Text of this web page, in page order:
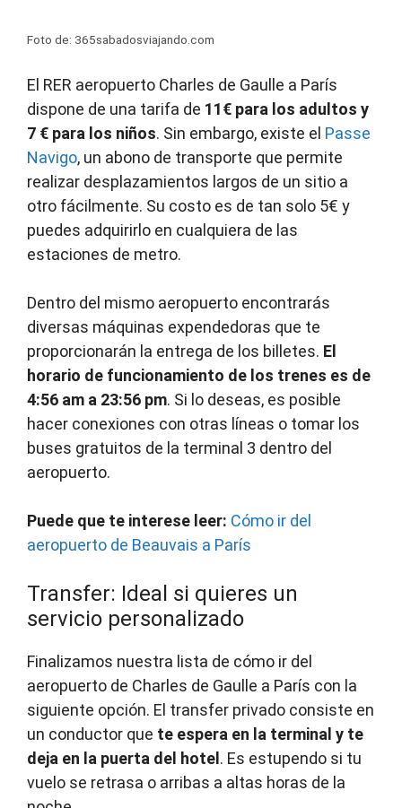
Foto de: 365sabadosviajando.com
El RER aeropuerto Charles de Gaulle a París
dispone de una tarifa de 11€ para los adultos y
7 € para los niños. Sin embargo, existe el Passe
Navigo, un abono de transporte que permite
realizar desplazamientos largos de un sitio a
otro fácilmente. Su costo es de tan solo 5€ y
puedes adquirirlo en cualquiera de las
estaciones de metro.
Dentro del mismo aeropuerto encontrarás
diversas máquinas expendedoras que te
proporcionarán la entrega de los billetes. El
horario de funcionamiento de los trenes es de
4:56 am a 23:56 pm. Si lo deseas, es posible
hacer conexiones con otras líneas o tomar los
buses gratuitos de la terminal 3 dentro del
aeropuerto.
Puede que te interese leer: Cómo ir del
aeropuerto de Beauvais a París
Transfer: Ideal si quieres un
servicio personalizado
Finalizamos nuestra lista de cómo ir del
aeropuerto de Charles de Gaulle a París con la
siguiente opción. El transfer privado consiste en
un conductor que te espera en la terminal y te
deja en la puerta del hotel. Es estupendo si tu
vuelo se retrasa o arribas a altas horas de la